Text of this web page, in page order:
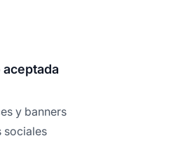
y banners
sociales